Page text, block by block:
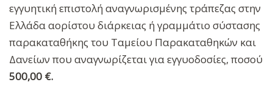
εγγυητική επιστολή αναγνωρισμένης τράπεζας στην
Ελλάδα αορίστου διάρκειας ή γραµµάτιο σύστασης
παρακαταθήκης του Ταµείου Παρακαταθηκών και
Δανείων που αναγνωρίζεται για εγγυοδοσίες, ποσού
500,00 €.